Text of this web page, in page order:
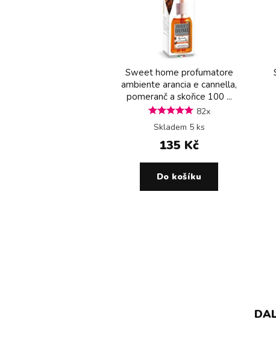
Sweet home profumatore
ambiente arancia e cannella,
pomeranč a skořice 100 ...
82x
Skladem 5 ks
135 Kč
Do košíku